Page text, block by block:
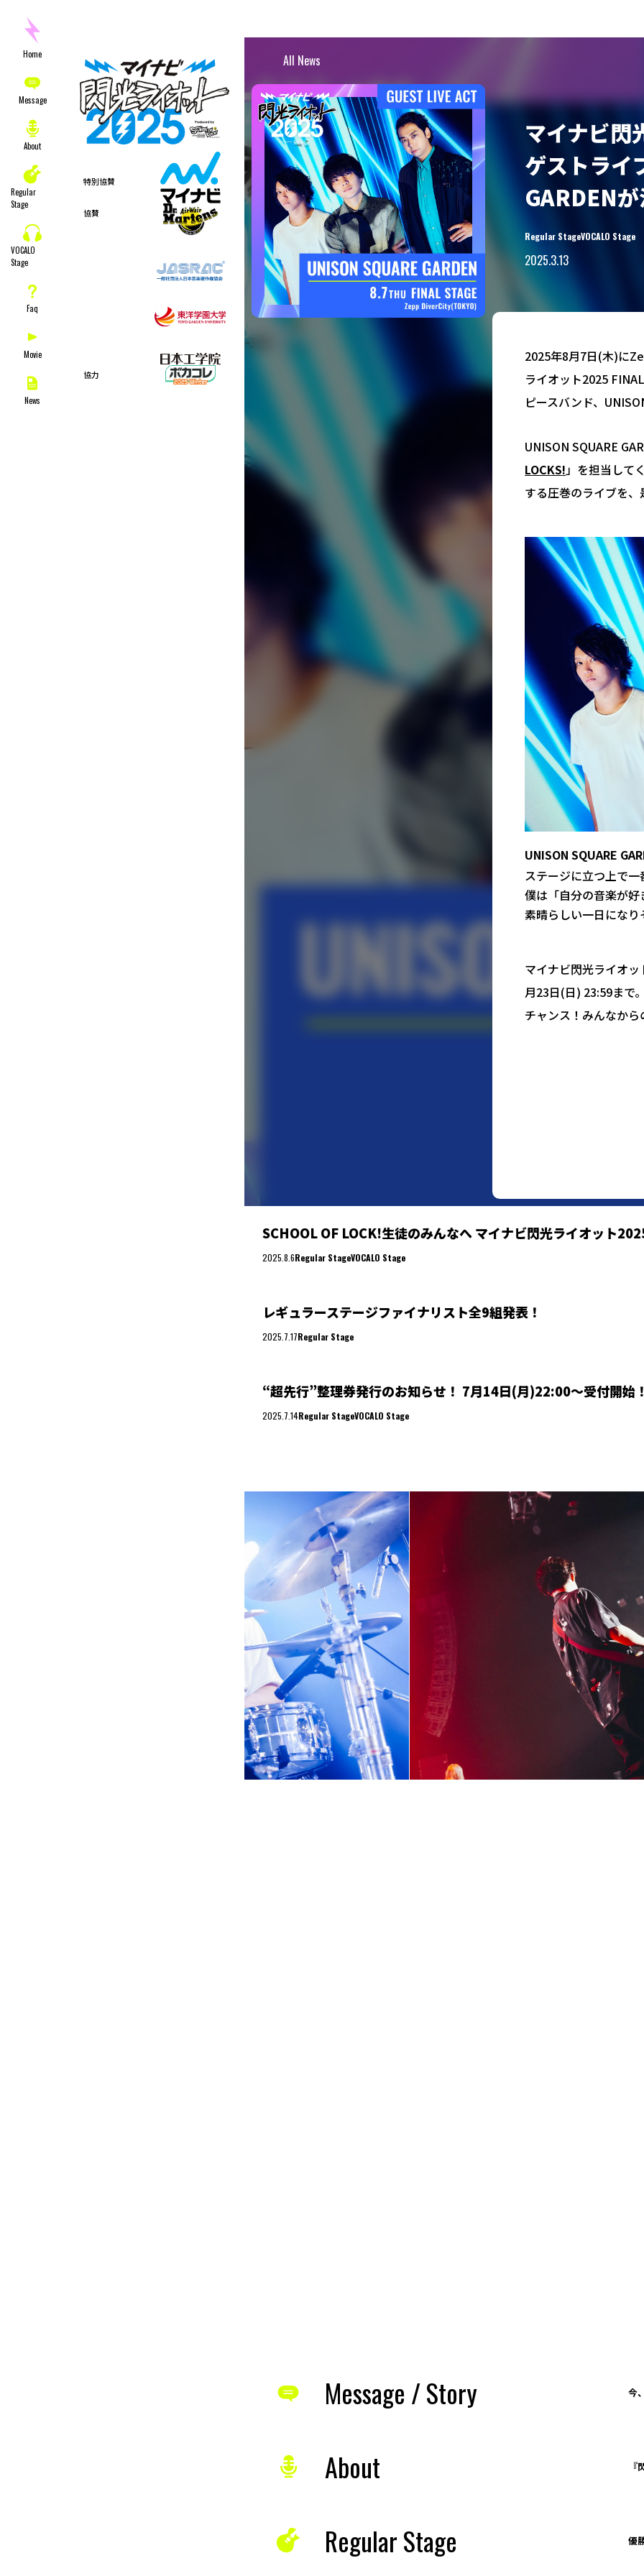
Home
Message
About
Regular
Stage
VOCALO
Stage
Faq
Movie
News
特別協賛
協賛
協力
All News
マイナビ閃
ゲストライ
GARDEN
Regular StageVOCALO Stage
2025.3.13
2025年8月7日(木)に
ライオット2025
ピースバンド、
UNISON SQUARE
LOCKS!」を担当して
する圧巻のライブを
UNISON SQUARE
ステージに立つ上で
僕は「自分の音楽が
素晴らしい一日になり
マイナビ閃光ライオ
月23日(日) 23:59まで
チャンス！みんなか
SCHOOL OF LOCK!生徒のみんなへ マイナビ閃光ライオット
Regular StageVOCALO Stage
2025.8.6
レギュラーステージファイナリスト全9組発表！
Regular Stage
2025.7.17
“超先行”整理券発行のお知らせ！ 7月14日(月)22:00～受付開始
Regular StageVOCALO Stage
2025.7.14
Message / Story 今
About
Regular Stage 優